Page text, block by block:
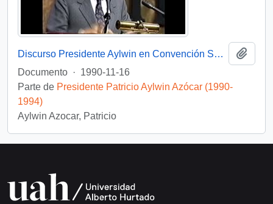
Discurso Presidente Aylwin en Convención Santiago: Video
Documento · 1990-11-16
Parte de Presidente Patricio Aylwin Azócar (1990-
1994)
Aylwin Azocar, Patricio